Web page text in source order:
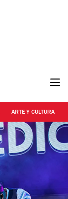
ARTE Y CULTURA